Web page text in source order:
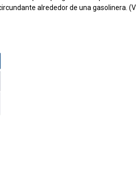
alrededor de una gasolinera.